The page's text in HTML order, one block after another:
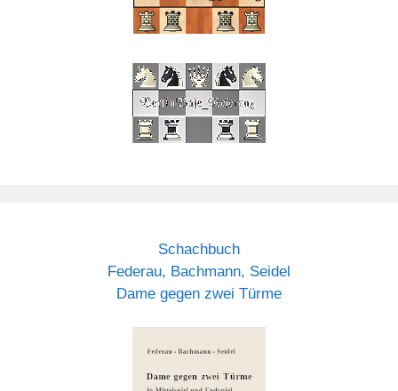
Schachbuch
Federau, Bachmann, Seidel
Dame gegen zwei Türme